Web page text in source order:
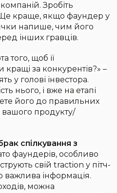
Зробіть
краще, якщо фаундер у
напише, чим його
інших гравців.
того, щоб її
кращі за конкурентів?» –
у голові інвестора.
нього, і вже на етапі
його до правильних
вашого продукту/
спілкування з
фаундерів, особливо
свій traction у пітч-
інформація.
можна